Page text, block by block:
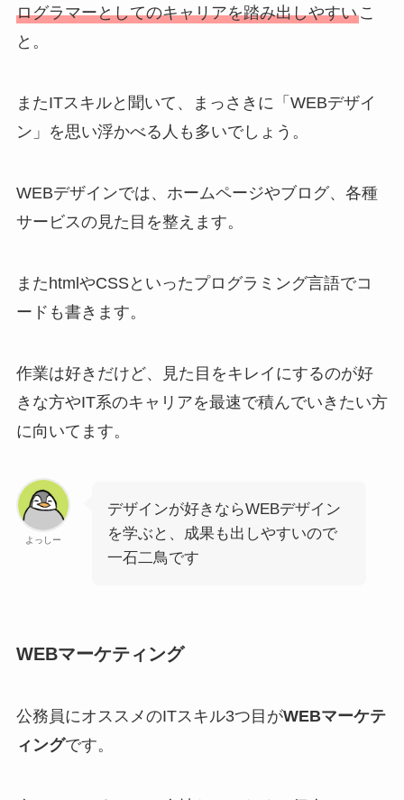
ログラマーとしてのキャリアを踏み出しやすいこ
と。
またITスキルと聞いて、まっさきに「WEBデザイ
ン」を思い浮かべる人も多いでしょう。
WEBデザインでは、ホームページやブログ、各種
サービスの見た目を整えます。
またhtmlやCSSといったプログラミング言語でコ
ードも書きます。
作業は好きだけど、見た目をキレイにするのが好
きな方やIT系のキャリアを最速で積んでいきたい方
に向いてます。
よっしー
デザインが好きならWEBデザイン
を学ぶと、成果も出しやすいので
一石二鳥です
WEBマーケティング
公務員にオススメのITスキル3つ目がWEBマーケテ
ィングです。